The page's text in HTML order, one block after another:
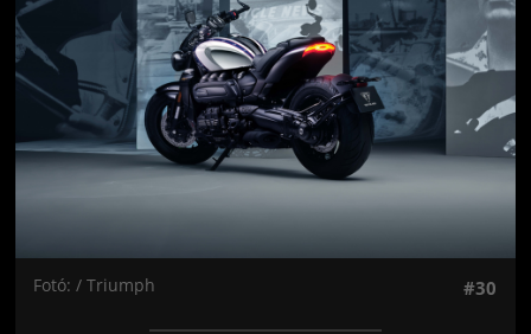
Fotó: / Triumph #30